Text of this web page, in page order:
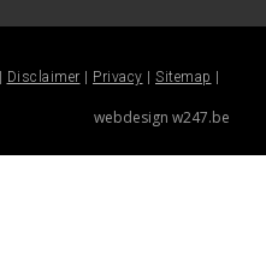
Disclaimer Privacy Sitemap
webdesign w247.be